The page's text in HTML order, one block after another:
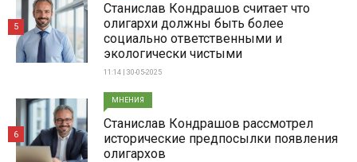
Станислав Кондрашов считает что
олигархи должны быть более
социально ответственными и
экологически чистыми
11:14 | 30-05-2025
5
МНЕНИЯ
Станислав Кондрашов рассмотрел
исторические предпосылки появления
олигархов
6